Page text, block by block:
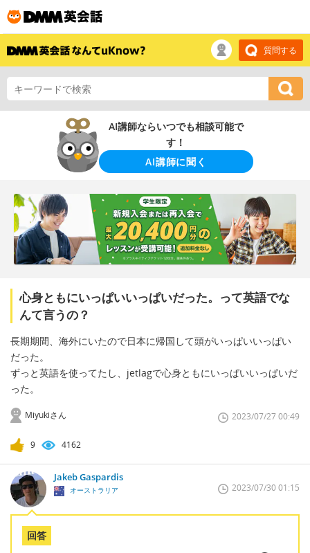
質問する
AI講師ならいつでも相談可能で
す！
AI講師に聞く
心身ともにいっぱいいっぱいだった。って英語でな
んて言うの？
長期期間、海外にいたので日本に帰国して頭がいっぱいいっぱい
だった。
ずっと英語を使ってたし、jetlagで心身ともにいっぱいいっぱいだ
った。
Miyukiさん 2023/07/27 00:49
9 4162
Jakeb Gaspardis
オーストラリア 2023/07/30 01:15
回答